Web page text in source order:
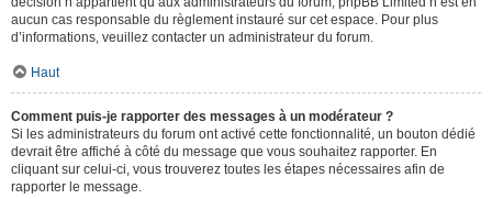
aucun cas responsable du règlement instauré sur cet espace. Pour plus
d’informations, veuillez contacter un administrateur du forum.
Haut
Comment puis-je rapporter des messages à un modérateur ?
Si les administrateurs du forum ont activé cette fonctionnalité, un bouton dédié
devrait être affiché à côté du message que vous souhaitez rapporter. En
cliquant sur celui-ci, vous trouverez toutes les étapes nécessaires afin de
rapporter le message.